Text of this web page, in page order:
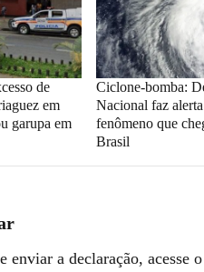
de
em
garupa em
Ciclone-bomba:
Nacional faz
fenômeno que
Brasil
enviar a declaração, acesse